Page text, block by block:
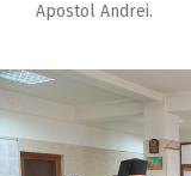
Apostol Andrei.